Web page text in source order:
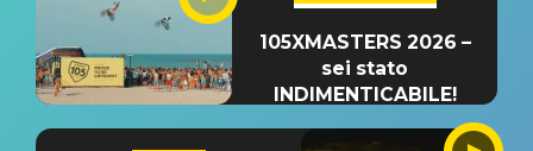
105XMASTERS 2026 –
sei stato
INDIMENTICABILE!